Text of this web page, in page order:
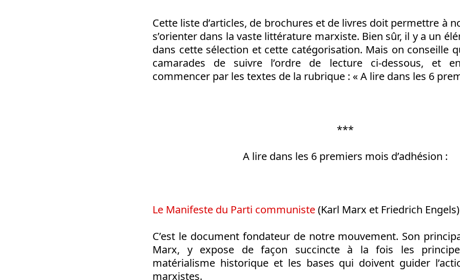
Cette liste d’articles, de brochures et de livres doit permettre à
s’orienter dans la vaste littérature marxiste. Bien sûr, il y a un
dans cette sélection et cette catégorisation. Mais on conseille
camarades de suivre l’ordre de lecture ci-dessous, et
commencer par les textes de la rubrique : « A lire dans les 6
***
A lire dans les 6 premiers mois d’adhésion :
Le Manifeste du Parti communiste(Karl Marx et Friedrich Engels)
C’est le document fondateur de notre mouvement. Son
Marx, y expose de façon succincte à la fois les
matérialisme historique et les bases qui doivent guider
marxistes.